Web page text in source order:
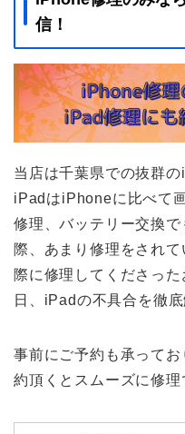
信！
当店は千葉県での抜群
iPadはiPhoneに比べて
修理、バッテリー交換
際、あまり修理をされ
際に修理してくださっ
日、iPadの不具合を徹
事前にご予約も承って
約頂くとスムーズに修理